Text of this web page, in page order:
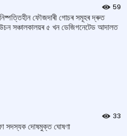
59
ফৌজদাৰী গোচৰ সমূহৰ দ্ৰুত
সঞ্চালকালয়ৰ ৫ খন ডেজিগনেটেড আদালত
33
সদস্যক দোষমুক্ত ঘোষণা